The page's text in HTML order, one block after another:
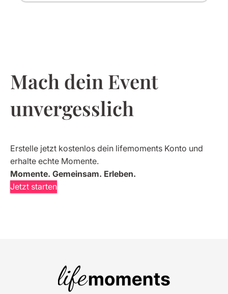
Mach dein Event
unvergesslich
Erstelle jetzt kostenlos dein lifemoments Konto und
erhalte echte Momente.
Momente. Gemeinsam. Erleben.
Jetzt starten